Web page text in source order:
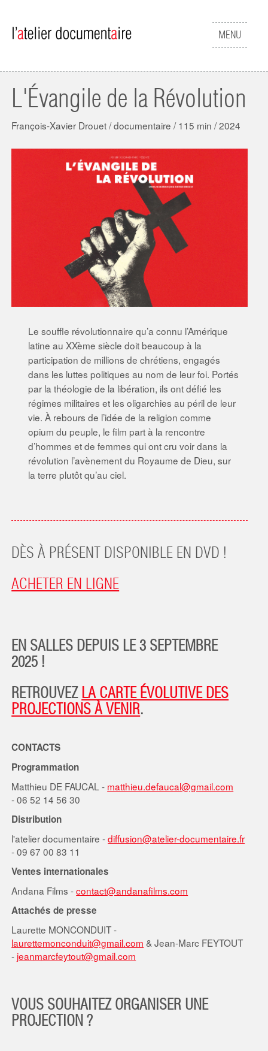
Afficher
le
MENU
L'Évangile de la Révolution
François-Xavier Drouet / documentaire / 115 min / 2024
Le souffle révolutionnaire qu’a connu l’Amérique
latine au XXème siècle doit beaucoup à la
participation de millions de chrétiens, engagés
dans les luttes politiques au nom de leur foi. Portés
par la théologie de la libération, ils ont défié les
régimes militaires et les oligarchies au péril de leur
vie. À rebours de l’idée de la religion comme
opium du peuple, le film part à la rencontre
d’hommes et de femmes qui ont cru voir dans la
révolution l’avènement du Royaume de Dieu, sur
la terre plutôt qu’au ciel.
DÈS À PRÉSENT DISPONIBLE EN DVD !
ACHETER EN LIGNE
EN SALLES DEPUIS LE 3 SEPTEMBRE
2025 !
RETROUVEZ LA CARTE ÉVOLUTIVE DES
PROJECTIONS À VENIR.
CONTACTS
Programmation
Matthieu DE FAUCAL - matthieu.defaucal@gmail.com
- 06 52 14 56 30
Distribution
l'atelier documentaire -diffusion@atelier-documentaire.fr
- 09 67 00 83 11
Ventes internationales
Andana Films -contact@andanafilms.com
Attachés de presse
Laurette MONCONDUIT -
laurettemonconduit@gmail.com & Jean-Marc FEYTOUT
- jeanmarcfeytout@gmail.com
VOUS SOUHAITEZ ORGANISER UNE
PROJECTION ?